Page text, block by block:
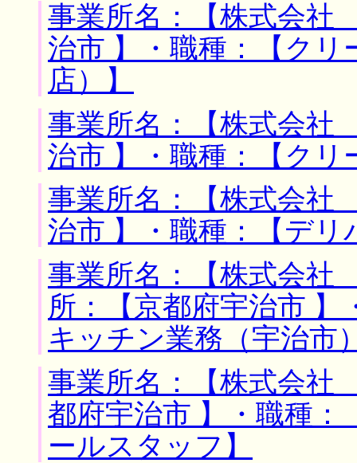
事業所名：【株式会
治市 】・職種：【ク
店）】
事業所名：【株式会
治市 】・職種：【クリ
事業所名：【株式会
治市 】・職種：【デ
事業所名：【株式会
所：【京都府宇治市
キッチン業務（宇治市
事業所名：【株式会社
都府宇治市 】・職種
ールスタッフ】